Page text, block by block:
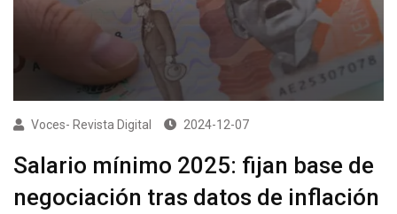
Voces- Revista Digital 2024-12-07
Salario mínimo 2025: fijan base de
negociación tras datos de inflación